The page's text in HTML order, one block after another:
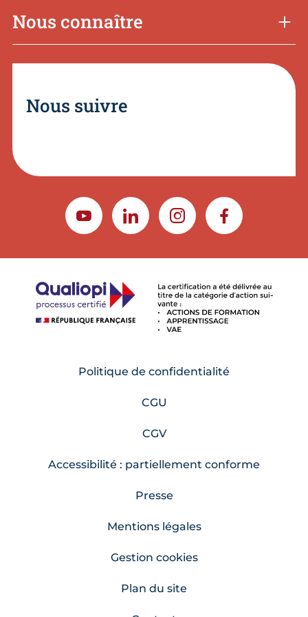
Nous connaître
Nous suivre
YOUTUBELINKEDININSTAGRAMFACEBOOK
Politique de confidentialité
CGU
CGV
Accessibilité : partiellement conforme
Presse
Mentions légales
Gestion cookies
Plan du site